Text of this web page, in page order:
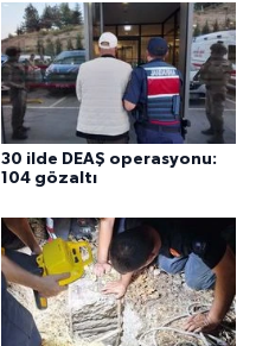
30 ilde DEAŞ operasyonu:
104 gözaltı